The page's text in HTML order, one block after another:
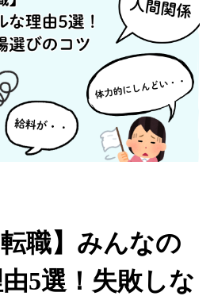
転職】みんなの
5選！失敗しな